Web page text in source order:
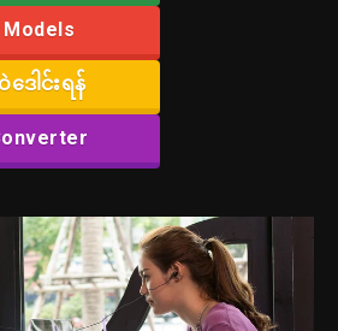
Models
ေါင်းရန်